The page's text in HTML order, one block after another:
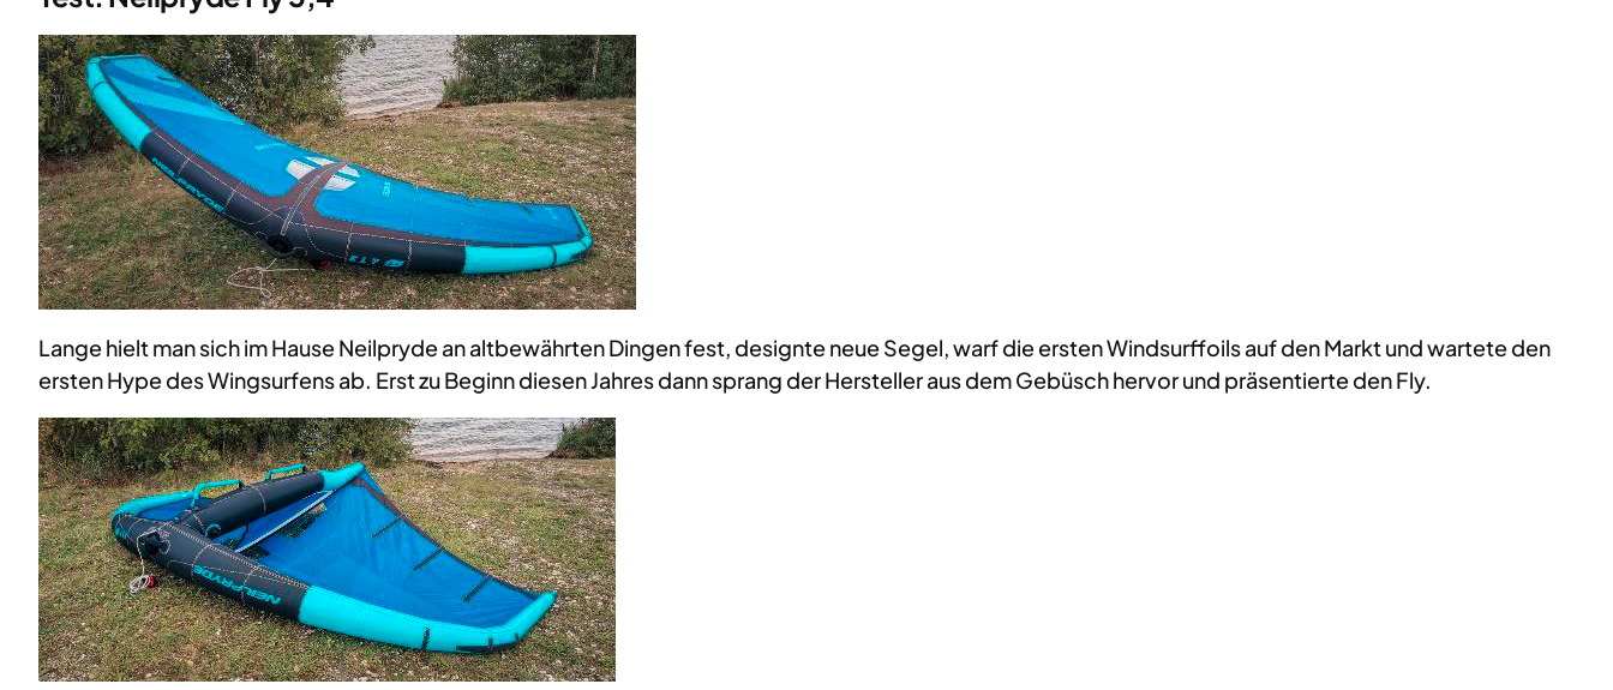
Lange hielt man sich im Hause Neilpryde an altbewährten Dingen fest, designte neue Segel, warf die ersten Windsurffoils auf den Markt und wartete den
ersten Hype des Wingsurfens ab. Erst zu Beginn diesen Jahres dann sprang der Hersteller aus dem Gebüsch hervor und präsentierte den Fly.